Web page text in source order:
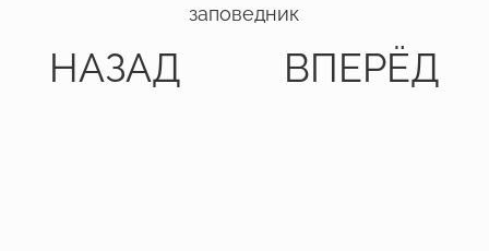
НАЗАД
заповедник
ВПЕРЁД